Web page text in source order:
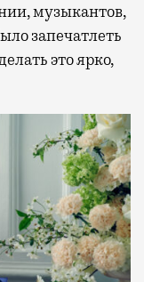
музыкантов,
запечатлеть
это ярко,